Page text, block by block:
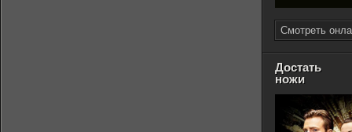
Смотреть
Достать
ножи